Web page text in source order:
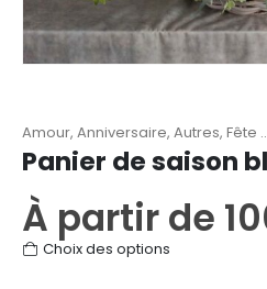
Amour, Anniversaire, Autres, Fête des Mères
Panier de saison
À partir de
Choix des options